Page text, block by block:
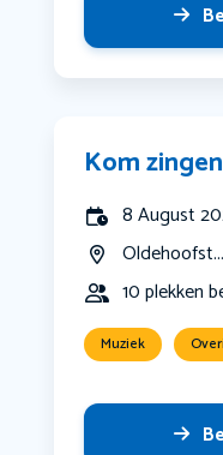
Kom
8 August
Oldehoofst...
10 plekken
Muziek